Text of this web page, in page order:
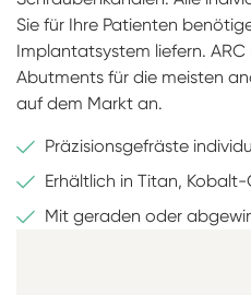
Sie für Ihre Patienten
Implantatsystem liefern.
Abutments für die meisten
auf dem Markt an.
Präzisionsgefräste
Erhältlich in Titan,
Mit geraden oder